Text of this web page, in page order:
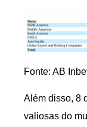
Fonte: AB
Além disso, 8
valiosas do